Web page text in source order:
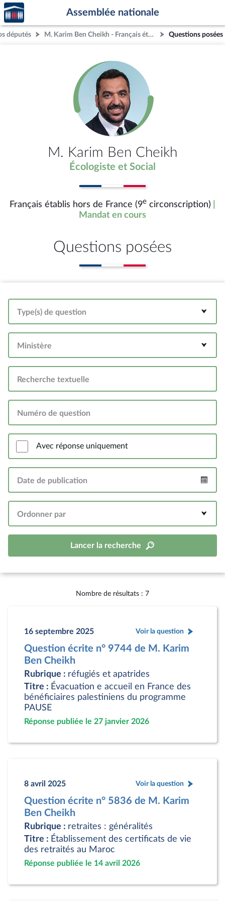
Aller au contenu
Aller en bas de la page
Accèder
à la
page
d'accueil
Assemblée nationale
députés M. Karim Ben Cheikh - Français établis hors de France (9e circonscription) Questions posées
M. Karim Ben Cheikh
Écologiste et Social
Français établis hors de France (9e circonscription)
Mandat en cours
Questions posées
Type(s) de question
Ministère
Recherche textuelle
Numéro de question
Avec réponse uniquement
Date de publication
Ordonner par
Lancer la recherche
Nombre de résultats : 7
16 septembre 2025 Voir la question
Question écrite n° 9744 de M. Karim
Ben Cheikh
Rubrique : réfugiés et apatrides
Titre : Évacuation e accueil en France des
bénéficiaires palestiniens du programme
PAUSE
Réponse publiée le 27 janvier 2026
8 avril 2025 Voir la question
Question écrite n° 5836 de M. Karim
Ben Cheikh
Rubrique : retraites : généralités
Titre : Établissement des certificats de vie
des retraités au Maroc
Réponse publiée le 14 avril 2026